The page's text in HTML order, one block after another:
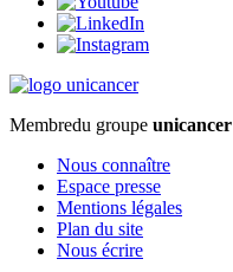
Membredu groupe unicancer
Nous connaître
Espace presse
Mentions légales
Plan du site
Nous écrire